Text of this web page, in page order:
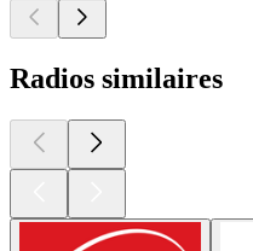
Radios similaires